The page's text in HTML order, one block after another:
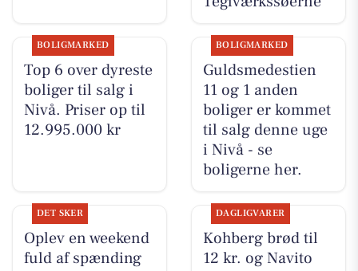
BOLIGMARKED
Top 6 over dyreste
boliger til salg i
Nivå. Priser op til
12.995.000 kr
BOLIGMARKED
Guldsmedestien
11 og 1 anden
boliger er kommet
til salg denne uge
i Nivå - se
boligerne her.
DET SKER
Oplev en weekend
fuld af spænding
DAGLIGVARER
Kohberg brød til
12 kr. og Navito